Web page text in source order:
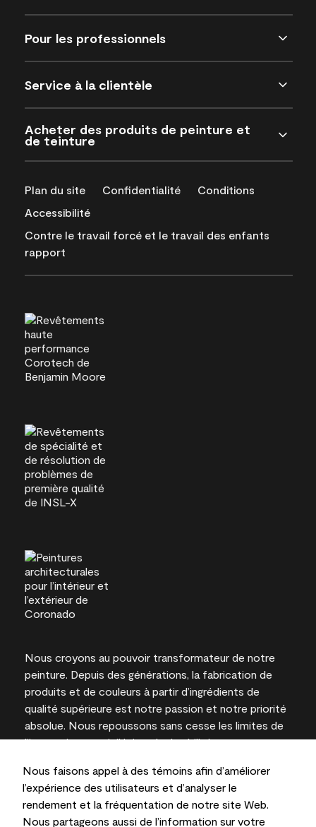
Nous faisons appel à des témoins afin d’améliorer
l’expérience des utilisateurs et d’analyser le
rendement et la fréquentation de notre site Web.
Nous partageons aussi de l’information sur votre
Pour les professionnels
Service à la clientèle
Acheter des produits de peinture et
de teinture
Plan du site Confidentialité
Conditions
Accessibilité
Contre le travail forcé et le travail des enfants
rapport
Nous croyons au pouvoir transformateur de notre
peinture. Depuis des générations, la fabrication de
produits et de couleurs à partir d’ingrédients de
qualité supérieure est notre passion et notre priorité
absolue. Nous repoussons sans cesse les limites de
l’innovation et privilégions la durabilité pour
l’expertise locale.